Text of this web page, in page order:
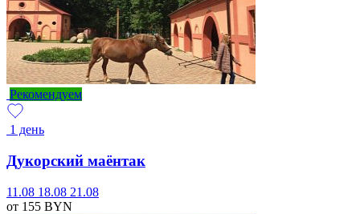
Рекомендуем
1 день
Дукорский маёнтак
11.08 18.08 21.08
от 155 BYN